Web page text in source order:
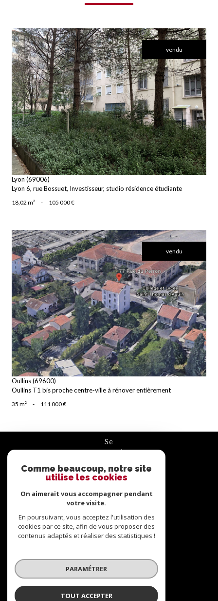
vendu
voir le bien
Lyon (69006)
Lyon 6, rue Bossuet, Investisseur, studio résidence étudiante
18,02 m² - 105 000 €
vendu
voir le bien
Oullins (69600)
Oullins T1 bis proche centre-ville à rénover entièrement
35 m² - 111 000 €
se
connecter
ESPACE PROPRIÉTAIRE
nous
suivre
adhérons
Comme beaucoup, notre site
utilise les cookies
On aimerait vous accompagner pendant
votre visite.
En poursuivant, vous acceptez l'utilisation des
cookies par ce site, afin de vous proposer des
contenus adaptés et réaliser des statistiques !
PARAMÉTRER
TOUT ACCEPTER